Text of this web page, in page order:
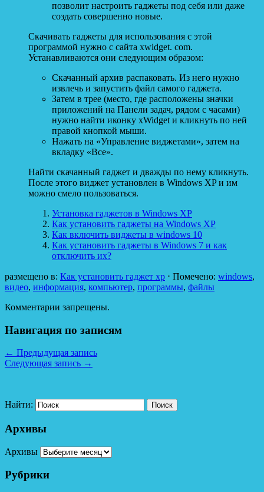
позволит настроить гаджеты под себя или даже
создать совершенно новые.
Скачивать гаджеты для использования с этой
программой нужно с сайта xwidget. com.
Устанавливаются они следующим образом:
Скачанный архив распаковать. Из него нужно
извлечь и запустить файл самого гаджета.
Затем в трее (место, где расположены значки
приложений на Панели задач, рядом с часами)
нужно найти иконку xWidget и кликнуть по ней
правой кнопкой мыши.
Нажать на «Управление виджетами», затем на
вкладку «Все».
Найти скачанный гаджет и дважды по нему кликнуть.
После этого виджет установлен в Windows XP и им
можно смело пользоваться.
Установка гаджетов в Windows XP
Как установить гаджеты на Windows XP
Как включить виджеты в windows 10
Как установить гаджеты в Windows 7 и как
отключить их?
размещено в: Как установить гаджет xp ⋅ Помечено: windows,
видео, информация, компьютер, программы, файлы
Комментарии запрещены.
Навигация по записям
← Предыдущая запись
Следующая запись →
Найти:
Архивы
Архивы
Рубрики